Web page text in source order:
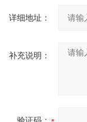
详细地址：
补充说明：